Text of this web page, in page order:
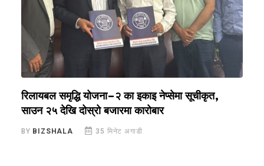
रिलायबल समृद्धि योजना–२ का इकाइ नेप्सेमा सूचीकृत,
साउन २५ देखि दोस्रो बजारमा कारोबार
BY BIZSHALA 35 मिनेट अगाडी